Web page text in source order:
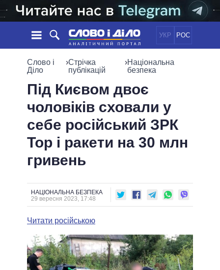
УКР РОС
НОВИНИ
СТРІЧКА
ПОДІЇ
СТАТТІ
ДУМКИ
ОГЛЯДИ
ДАЙДЖЕСТИ
ЕКОНОМІКА
СУСПІЛЬСТВО
СВІТ
ПОЛIТИКИ
УСІ ПОЛІТИКИ
ПРЕЗИДЕНТ І ОФІС
ВЕРХОВНА РАДА
КАБІНЕТ МІНІСТРІВ
ГОЛОВИ ОБЛАДМІНІСТРАЦІЙ
МЕРИ МІСТ
ІНФОГРАФІКА
ВІДЕО
ПОРІВНЯННЯ ПОЛІТИКІВ
Слово і
Діло
›Стрічка
публікацій
›Національна
безпека
Під Києвом двоє
чоловіків сховали у
себе російський ЗРК
Тор і ракети на 30 млн
гривень
НАЦІОНАЛЬНА БЕЗПЕКА
29 вересня 2023, 17:48
Читати російською